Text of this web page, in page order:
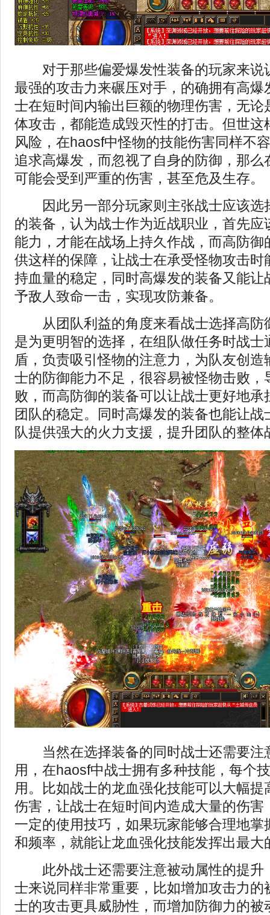
对于那些偏爱爆发性装备的玩家来说
最强的攻击力来碾压对手，的确拥有高爆
士在短时间内输出巨额的物理伤害，无论
体攻击，都能造成毁灭性的打击。但世这
风险，在haosf中怪物的技能伤害同样不
追求高爆发，而忽视了自身的防御，那么
可能会受到严重的伤害，甚至危及生存。
因此另一部分玩家则主张战士应该选
的装备，认为战士作为近战职业，首先应
能力，才能在战场上持久作战，而高防御
供这样的保障，让战士在承受怪物攻击时
持血量的稳定，同时高爆发的装备又能让
予敌人致命一击，实现攻防兼备。
从团队利益的角度来看战士选择高防
是为更明智的选择，在组队做任务时战士
盾，负责吸引怪物的注意力，为队友创造
士的防御能力不足，很容易被怪物击败，
败，而高防御的装备可以让战士更好地承
团队的稳定。同时高爆发的装备也能让战
队提供强大的火力支援，提升团队的整体
当然在选择装备的同时战士还需要注
用，在haosf中战士拥有多种技能，每个
用。比如战士的龙血强化技能可以大幅提
伤害，让战士在短时间内造成大量的伤害
一定的使用技巧，如果玩家能够合理地掌
和频率，就能让龙血强化技能发挥出最大
此外战士还需要注意被动属性的提升
士来说同样非常重要，比如增加攻击力的
士的攻击更具威胁性，而增加防御力的被